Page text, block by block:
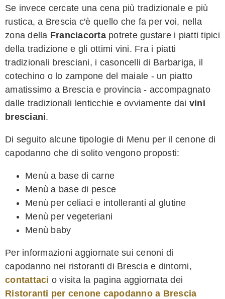
Se invece cercate una cena più tradizionale e più
rustica, a Brescia c'è quello che fa per voi, nella
zona della Franciacorta potrete gustare i piatti tipici
della tradizione e gli ottimi vini. Fra i piatti
tradizionali bresciani, i casoncelli di Barbariga, il
cotechino o lo zampone del maiale - un piatto
amatissimo a Brescia e provincia - accompagnato
dalle tradizionali lenticchie e ovviamente dai vini
bresciani.
Di seguito alcune tipologie di Menu per il cenone di
capodanno che di solito vengono proposti:
Menù a base di carne
Menù a base di pesce
Menù per celiaci e intolleranti al glutine
Menù per vegeteriani
Menù baby
Per informazioni aggiornate sui cenoni di
capodanno nei ristoranti di Brescia e dintorni,
contattaci o visita la pagina aggiornata dei
Ristoranti per cenone capodanno a Brescia